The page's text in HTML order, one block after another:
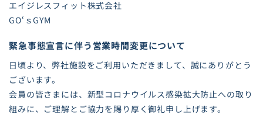
エイジレスフィット株式会社
GO‘ｓGYM
緊急事態宣言に伴う営業時間変更について
日頃より、弊社施設をご利用いただきまして、誠にありがとう
ございます。
会員の皆さまには、新型コロナウイルス感染拡大防止への取り
組みに、ご理解とご協力を賜り厚く御礼申し上げます。